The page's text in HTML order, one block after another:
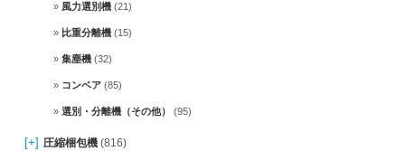
風力選別機(21)
比重分離機(15)
集塵機(32)
コンベア(85)
選別・分離機（その他） (95)
[+] 圧縮梱包機(816)